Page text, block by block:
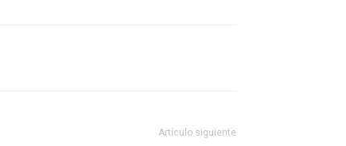
Artículo siguiente